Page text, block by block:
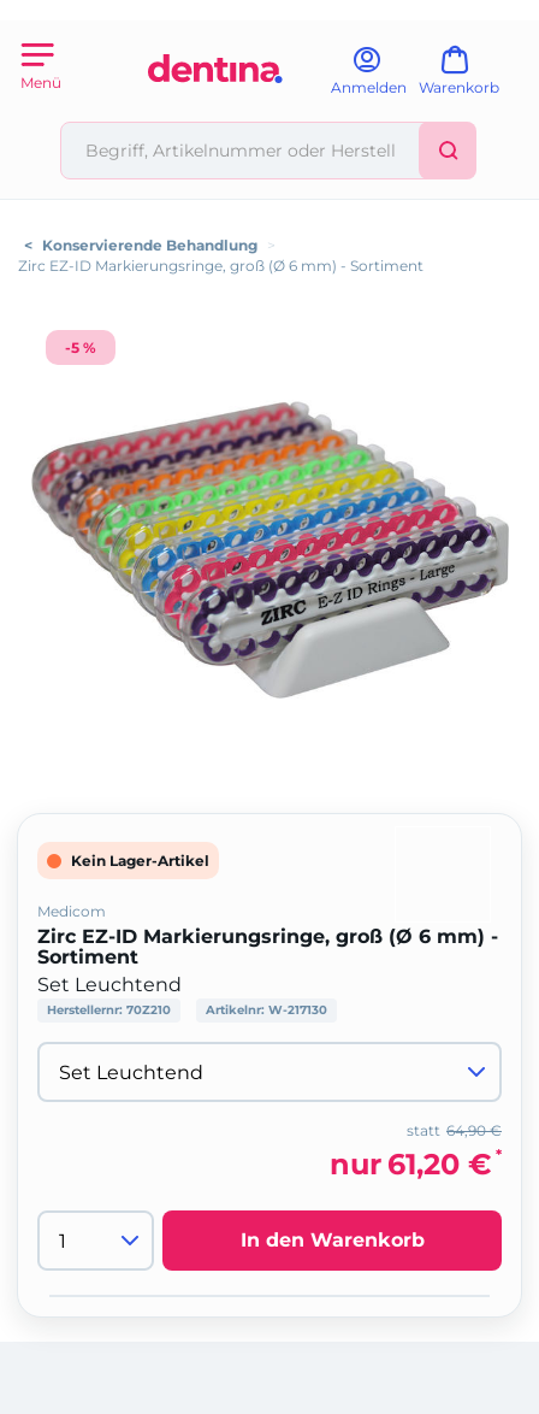
Menü Anmelden Warenkorb
< Konservierende Behandlung >
Zirc EZ-ID Markierungsringe, groß (Ø 6 mm) - Sortiment
-5 %
Kein Lager-Artikel
Medicom
Zirc EZ-ID Markierungsringe, groß (Ø 6 mm) -
Sortiment
Set Leuchtend
Herstellernr: 70Z210 Artikelnr: W-217130
64,90 €
statt
nur 61,20 € *
In den Warenkorb